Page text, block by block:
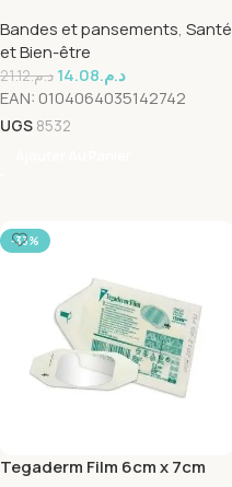
Bandes et pansements, Santé
et Bien-être
د.م.21.12 د.م.14.08
EAN: 0104064035142742
UGS 8532
-33%
Tegaderm Film 6cm x 7cm